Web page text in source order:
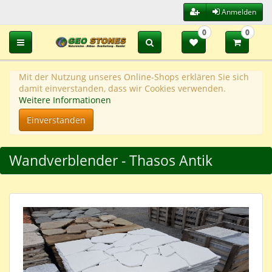
Anmelden
Toggle navigation
0 0
Mit der Nutzung unseres Online-Shops erklären Sie sich
damit einverstanden, dass wir Cookies verwenden.
Weitere Informationen
Einverstanden
Wandverblender - Thasos Antik